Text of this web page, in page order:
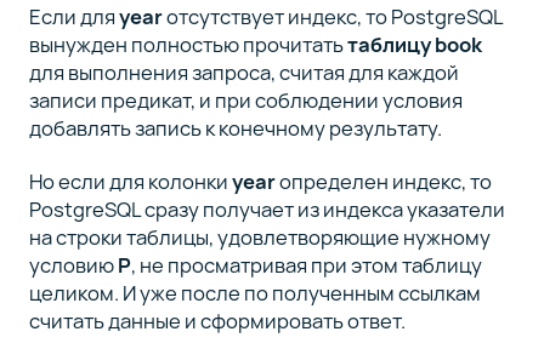
Если дляyearотсутствует индекс, то PostgreSQL
вынужден полностью прочитатьтаблицу book
для выполнения запроса, считая для каждой
записи предикат, и при соблюдении условия
добавлять запись к конечному результату.
Но если для колонкиyearопределен индекс, то
PostgreSQL сразу получает из индекса указатели
на строки таблицы, удовлетворяющие нужному
условиюP, не просматривая при этом таблицу
целиком. И уже после по полученным ссылкам
считать данные и сформировать ответ.